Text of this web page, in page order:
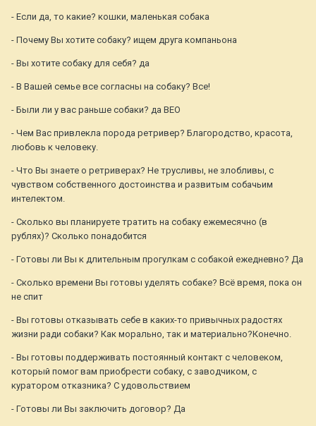
- Если да, то какие? кошки, маленькая собака
- Почему Вы хотите собаку? ищем друга компаньона
- Вы хотите собаку для себя? да
- В Вашей семье все согласны на собаку? Все!
- Были ли у вас раньше собаки? да ВЕО
- Чем Вас привлекла порода ретривер? Благородство, красота,
любовь к человеку.
- Что Вы знаете о ретриверах? Не трусливы, не злобливы, с
чувством собственного достоинства и развитым собачьим
интелектом.
- Сколько вы планируете тратить на собаку ежемесячно (в
рублях)? Сколько понадобится
- Готовы ли Вы к длительным прогулкам с собакой ежедневно? Да
- Сколько времени Вы готовы уделять собаке? Всё время, пока он
не спит
- Вы готовы отказывать себе в каких-то привычных радостях
жизни ради собаки? Как морально, так и материально?Конечно.
- Вы готовы поддерживать постоянный контакт с человеком,
который помог вам приобрести собаку, с заводчиком, с
куратором отказника? С удовольствием
- Готовы ли Вы заключить договор? Да